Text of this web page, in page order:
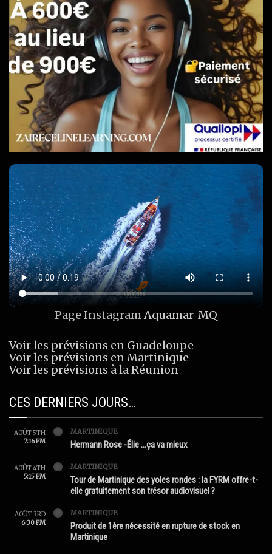
Page InstagramAquamar_MQ
Voir les prévisions en Guadeloupe
Voir les prévisions en Martinique
Voir les prévisions à la Réunion
CES DERNIERS JOURS…
AOÛT 5TH
7:16 PM
MARTINIQUE
Hermann Rose -Élie …ça va mieux
AOÛT 4TH
5:15 PM
MARTINIQUE
Tour de Martinique des yoles rondes : la FYRM offre-t-
elle gratuitement son trésor audiovisuel ?
AOÛT 3RD
6:30 PM
MARTINIQUE
Produit de 1ère nécessité en rupture de stock en
Martinique